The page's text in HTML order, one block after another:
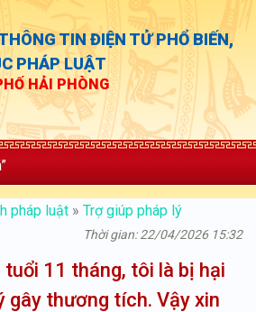
TIN ĐIỆN TỬ PHỔ BIẾN,
PHÁP LUẬT
HẢI PHÒNG
pháp luật » Trợ giúp pháp lý
Thời gian: 22/04/2026 15:32
11 tháng, tôi là bị hại
gây thương tích. Vậy xin